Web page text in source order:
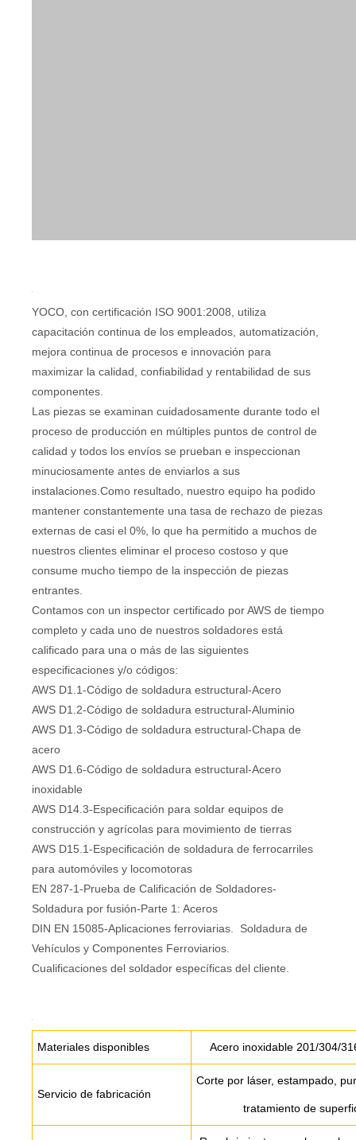
YOCO, con certificación ISO 9001:2008, utiliza
capacitación continua de los empleados, automatización,
mejora continua de procesos e innovación para
maximizar la calidad, confiabilidad y rentabilidad de sus
componentes.
Las piezas se examinan cuidadosamente durante todo el
proceso de producción en múltiples puntos de control de
calidad y todos los envíos se prueban e inspeccionan
minuciosamente antes de enviarlos a sus
instalaciones.Como resultado, nuestro equipo ha podido
mantener constantemente una tasa de rechazo de piezas
externas de casi el 0%, lo que ha permitido a muchos de
nuestros clientes eliminar el proceso costoso y que
consume mucho tiempo de la inspección de piezas
entrantes.
Contamos con un inspector certificado por AWS de tiempo
completo y cada uno de nuestros soldadores está
calificado para una o más de las siguientes
especificaciones y/o códigos:
AWS D1.1-Código de soldadura estructural-Acero
AWS D1.2-Código de soldadura estructural-Aluminio
AWS D1.3-Código de soldadura estructural-Chapa de
acero
AWS D1.6-Código de soldadura estructural-Acero
inoxidable
AWS D14.3-Especificación para soldar equipos de
construcción y agrícolas para movimiento de tierras
AWS D15.1-Especificación de soldadura de ferrocarriles
para automóviles y locomotoras
EN 287-1-Prueba de Calificación de Soldadores-
Soldadura por fusión-Parte 1: Aceros
DIN EN 15085-Aplicaciones ferroviarias. Soldadura de
Vehículos y Componentes Ferroviarios.
Cualificaciones del soldador específicas del cliente.
Materiales disponibles Acero inoxidable 201/304/
Servicio de fabricación
Corte por láser, estampado,
tratamiento de